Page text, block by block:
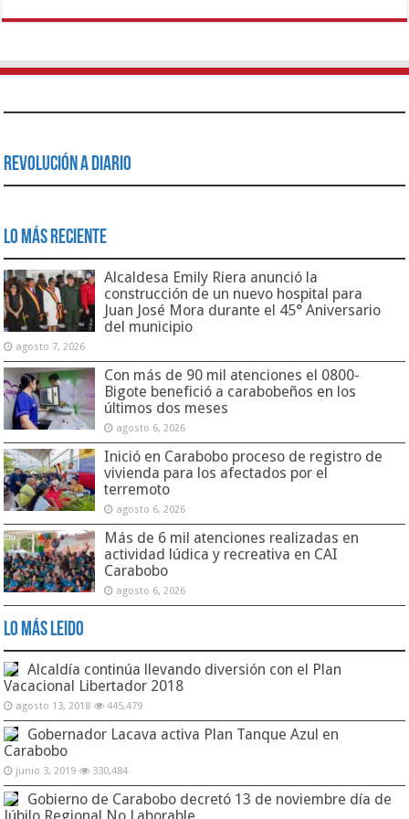
Revolución a Diario
Lo Más Reciente
Alcaldesa Emily Riera anunció la
construcción de un nuevo hospital para
Juan José Mora durante el 45° Aniversario
del municipio
agosto 7, 2026
Con más de 90 mil atenciones el 0800-
Bigote benefició a carabobeños en los
últimos dos meses
agosto 6, 2026
Inició en Carabobo proceso de registro de
vivienda para los afectados por el
terremoto
agosto 6, 2026
Más de 6 mil atenciones realizadas en
actividad lúdica y recreativa en CAI
Carabobo
agosto 6, 2026
Lo Más Leido
Alcaldía continúa llevando diversión con el Plan
Vacacional Libertador 2018
agosto 13, 2018 445,479
Gobernador Lacava activa Plan Tanque Azul en
Carabobo
junio 3, 2019 330,484
Gobierno de Carabobo decretó 13 de noviembre día de
Júbilo Regional No Laborable